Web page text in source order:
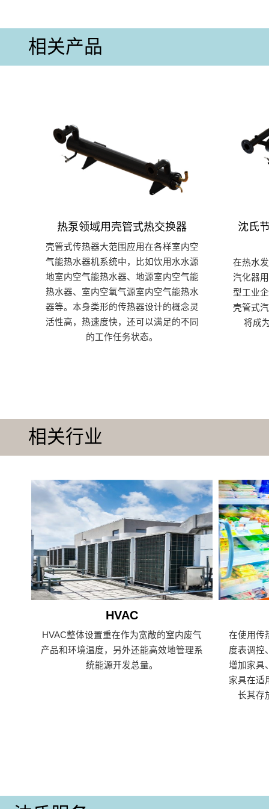
相关产品
热泵领域用壳管式热交换器
壳管式传热器大范围应用在各样室内空
气能热水器机系统中，比如饮用水水源
地室内空气能热水器、地源室内空气能
热水器、室内空氧气源室内空气能热水
器等。本身类形的传热器设计的概念灵
活性高，热速度快，还可以满足的不同
的工作任务状态。
沈氏
在热水
汽化器
型工业
壳管式
将成
相关行业
HVAC
HVAC整体设置重在作为宽敞的窒内废气
产品和环境温度，另外还能高效地管理系
统能源开发总量。
在使用传
度表调控
增加家具
家具在适
长其存